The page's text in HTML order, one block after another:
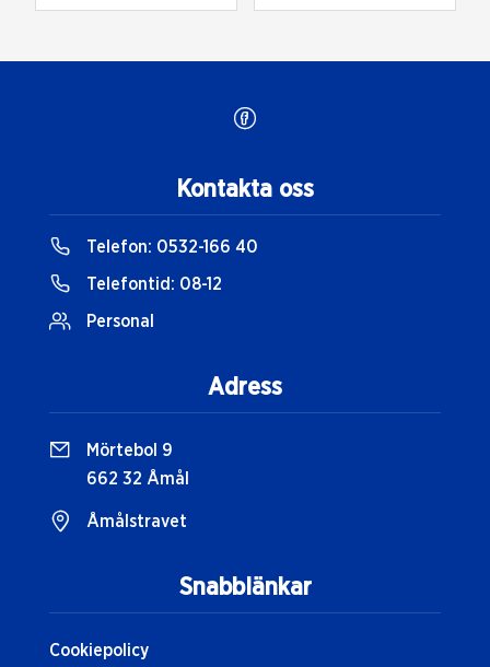
Snabblänkar
Cookiepolicy
Kontakta oss
Telefon: 0532-166 40
Telefontid: 08-12
Personal
Adress
Mörtebol 9
662 32 Åmål
Åmålstravet